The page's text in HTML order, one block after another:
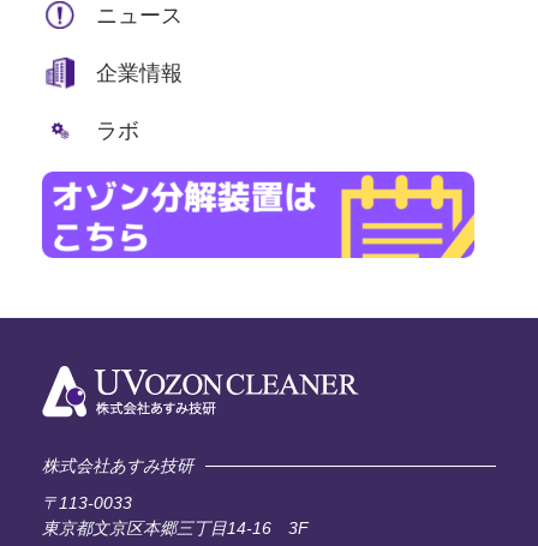
ニュース
企業情報
ラボ
株式会社あすみ技研
〒113-0033
東京都文京区本郷三丁目14-16 3F